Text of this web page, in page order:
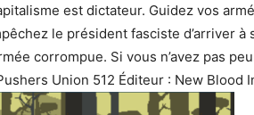
est dictateur. Guidez vos
le président fasciste d’arriver
corrompue. Si vous n’avez pas
Union 512 Éditeur : New Blood